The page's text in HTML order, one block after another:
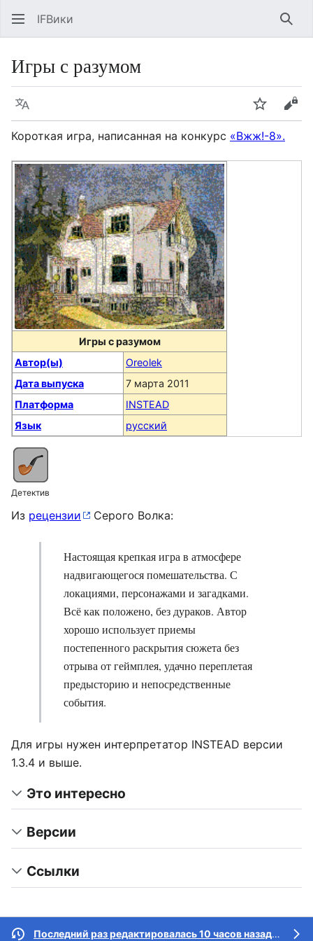
IFВики
Игры с разумом
Язык Следить
Короткая игра, написанная на конкурс «Вжж!-8».
Игры с разумом
Автор(ы)
Oreolek
Дата выпуска
7 марта 2011
Платформа
INSTEAD
Язык
русский
Детектив
Из рецензии Серого Волка:
Настоящая крепкая игра в атмосфере
надвигающегося помешательства. С
локациями, персонажами и загадками.
Всё как положено, без дураков. Автор
хорошо использует приемы
постепенного раскрытия сюжета без
отрыва от геймплея, удачно переплетая
предысторию и непосредственные
события.
Для игры нужен интерпретатор INSTEAD версии
1.3.4 и выше.
Это интересно
Версии
Ссылки
Последний раз редактировалась 10 часов назад